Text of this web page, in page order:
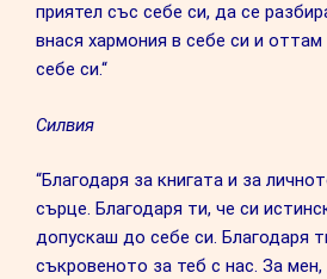
приятел със себе си, да се
внася хармония в себе си и
себе си.“
Силвия
“Благодаря за книгата и за
сърце. Благодаря ти, че си
допускаш до себе си. Благодаря
съкровеното за теб с нас. За